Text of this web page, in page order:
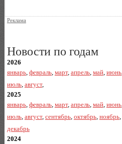
Реклама
Новости по годам
2026
январь, февраль, март, апрель, май, июнь,
июль, август,
2025
январь, февраль, март, апрель, май, июнь,
июль, август, сентябрь, октябрь, ноябрь,
декабрь
2024